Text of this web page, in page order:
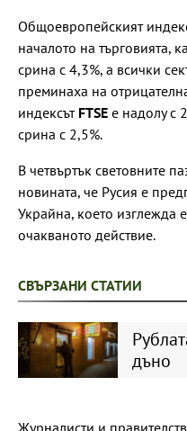
Общоевропейският
началото на търговията,
срина с 4,3%, а всички
преминаха на
индексът FTSE е надолу с
срина с 2,5%.
В четвъртък световните
новината, че Русия е
Украйна, което изглежда
очакваното действие.
СВЪРЗАНИ СТАТИИ
дъно